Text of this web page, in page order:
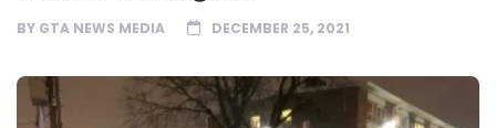
BY GTA NEWS MEDIA DECEMBER 25, 2021